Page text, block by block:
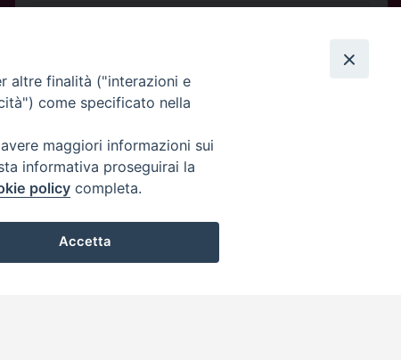
altre finalità ("interazioni e
come specificato nella
maggiori informazioni sui
informativa proseguirai la
policy completa.
Accetta